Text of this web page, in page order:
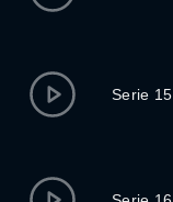
Serie 15